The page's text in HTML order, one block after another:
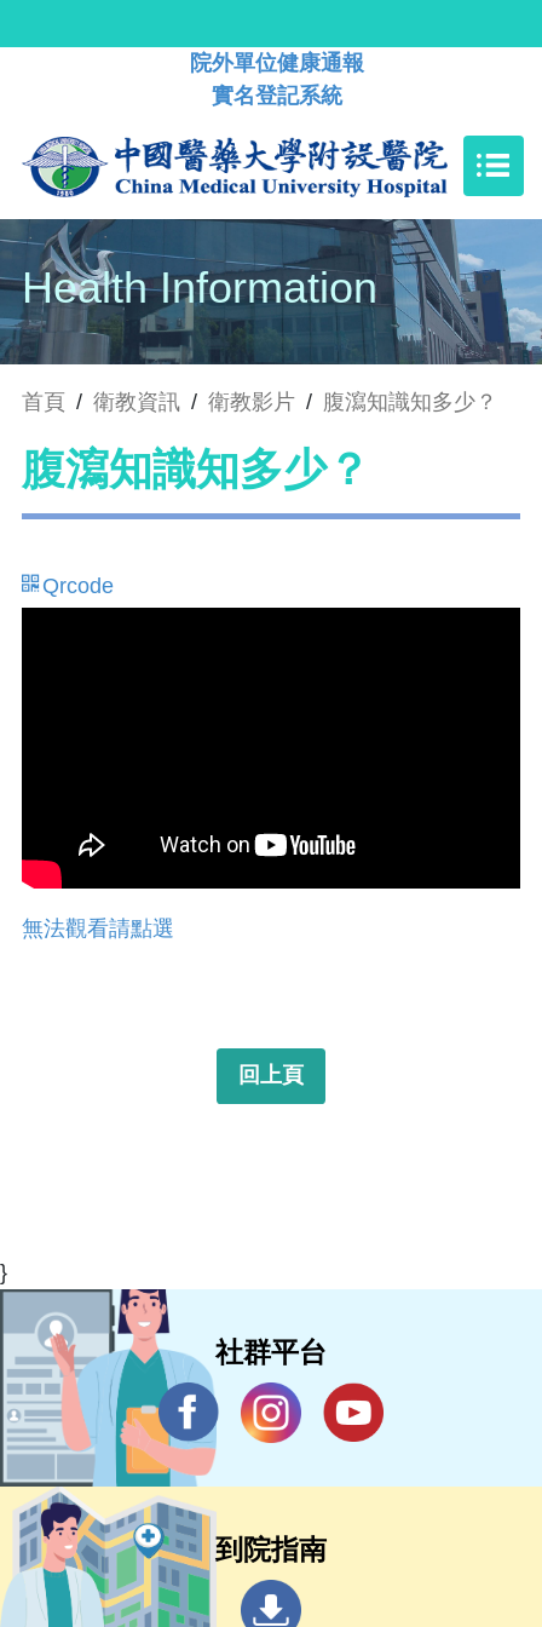
院外單位健康通報
實名登記系統
Health Information
首頁 / 衛教資訊 / 衛教影片 / 腹瀉知識知多少？
腹瀉知識知多少？
Qrcode
無法觀看請點選
回上頁
}
社群平台
到院指南